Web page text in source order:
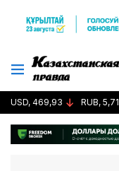
USD, 469,93 RUB, 5,71